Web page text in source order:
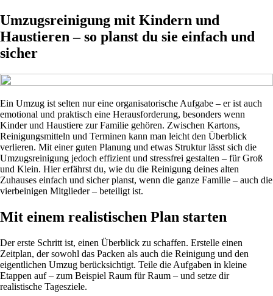
Umzugsreinigung mit Kindern und
Haustieren – so planst du sie einfach und
sicher
Ein Umzug ist selten nur eine organisatorische Aufgabe – er ist auch
emotional und praktisch eine Herausforderung, besonders wenn
Kinder und Haustiere zur Familie gehören. Zwischen Kartons,
Reinigungsmitteln und Terminen kann man leicht den Überblick
verlieren. Mit einer guten Planung und etwas Struktur lässt sich die
Umzugsreinigung jedoch effizient und stressfrei gestalten – für Groß
und Klein. Hier erfährst du, wie du die Reinigung deines alten
Zuhauses einfach und sicher planst, wenn die ganze Familie – auch die
vierbeinigen Mitglieder – beteiligt ist.
Mit einem realistischen Plan starten
Der erste Schritt ist, einen Überblick zu schaffen. Erstelle einen
Zeitplan, der sowohl das Packen als auch die Reinigung und den
eigentlichen Umzug berücksichtigt. Teile die Aufgaben in kleine
Etappen auf – zum Beispiel Raum für Raum – und setze dir
realistische Tagesziele.